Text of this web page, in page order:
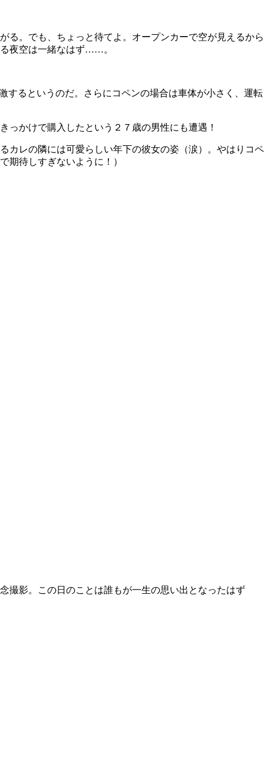
る。でも、ちょっと待てよ。オープンカーで空が見えるから
夜空は一緒なはず……。
するというのだ。さらにコペンの場合は車体が小さく、運転
かけで購入したという２７歳の男性にも遭遇！
カレの隣には可愛らしい年下の彼女の姿（涙）。やはりコペ
期待しすぎないように！）
撮影。この日のことは誰もが一生の思い出となったはず